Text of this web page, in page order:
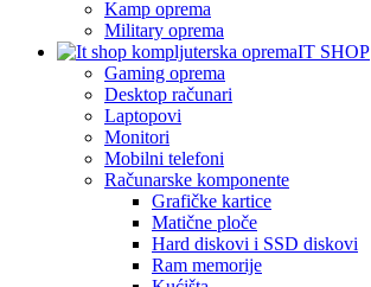
Kamp oprema
Military oprema
IT SHOP
Gaming oprema
Desktop računari
Laptopovi
Monitori
Mobilni telefoni
Računarske komponente
Grafičke kartice
Matične ploče
Hard diskovi i SSD diskovi
Ram memorije